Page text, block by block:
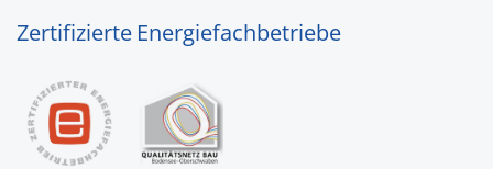
Zertifizierte Energiefachbetriebe